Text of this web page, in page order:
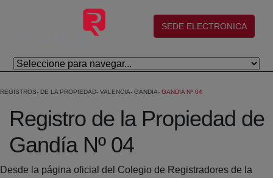
Salta al contingut principal
(abre en nueva ventana)
SEDE ELECTRONICA
REGISTROS DE LA PROPIEDAD VALENCIA GANDIA GANDIA Nº 04
Registro de la Propiedad de
Gandía Nº 04
Desde la página oficial del Colegio de Registradores de la